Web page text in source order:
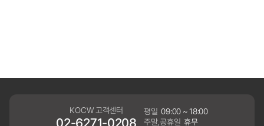
KOCW 고객센터
02-6271-0208
평일 09:00 ~ 18:00
주말,공휴일 휴무